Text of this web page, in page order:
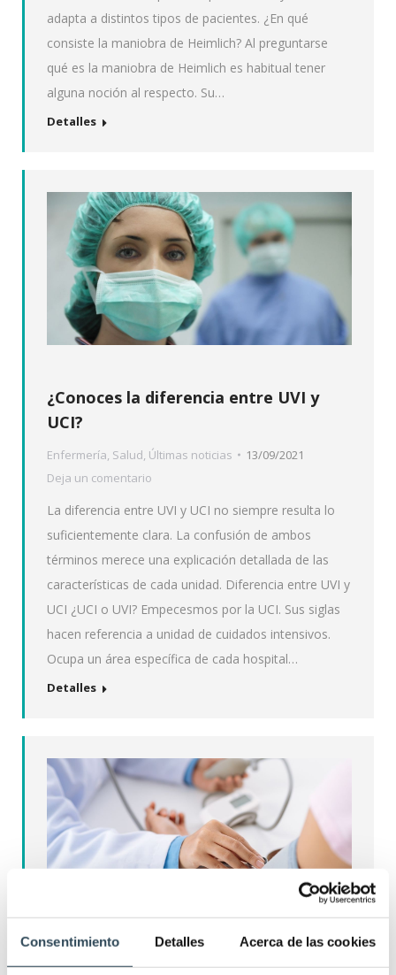
Consentimiento Detalles Acerca de las cookies
adapta a distintos tipos de pacientes. ¿En qué
consiste la maniobra de Heimlich? Al preguntarse
qué es la maniobra de Heimlich es habitual tener
alguna noción al respecto. Su…
Detalles
¿Conoces la diferencia entre UVI y
UCI?
Enfermería, Salud, Últimas noticias
13/09/2021
Deja un comentario
La diferencia entre UVI y UCI no siempre resulta lo
suficientemente clara. La confusión de ambos
términos merece una explicación detallada de las
características de cada unidad. Diferencia entre UVI y
UCI ¿UCI o UVI? Empecesmos por la UCI. Sus siglas
hacen referencia a unidad de cuidados intensivos.
Ocupa un área específica de cada hospital…
Detalles
Causas de la hipertensión y